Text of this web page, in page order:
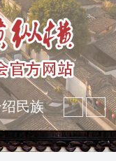
民族
古为